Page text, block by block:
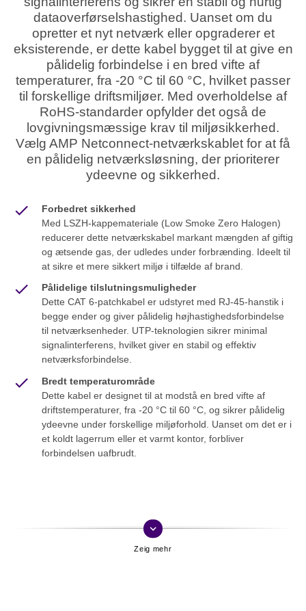
keyboard_arrow_down
dataoverførselshastighed. Uanset om du
opretter et nyt netværk eller opgraderer et
eksisterende, er dette kabel bygget til at give en
pålidelig forbindelse i en bred vifte af
temperaturer, fra -20 °C til 60 °C, hvilket passer
til forskellige driftsmiljøer. Med overholdelse af
RoHS-standarder opfylder det også de
lovgivningsmæssige krav til miljøsikkerhed.
Vælg AMP Netconnect-netværkskablet for at få
en pålidelig netværksløsning, der prioriterer
ydeevne og sikkerhed.
Forbedret sikkerhed
Med LSZH-kappemateriale (Low Smoke Zero Halogen)
reducerer dette netværkskabel markant mængden af giftig
og ætsende gas, der udledes under forbrænding. Ideelt til
at sikre et mere sikkert miljø i tilfælde af brand.
Pålidelige tilslutningsmuligheder
Dette CAT 6-patchkabel er udstyret med RJ-45-hanstik i
begge ender og giver pålidelig højhastighedsforbindelse
til netværksenheder. UTP-teknologien sikrer minimal
signalinterferens, hvilket giver en stabil og effektiv
netværksforbindelse.
Bredt temperaturområde
Dette kabel er designet til at modstå en bred vifte af
driftstemperaturer, fra -20 °C til 60 °C, og sikrer pålidelig
ydeevne under forskellige miljøforhold. Uanset om det er i
et koldt lagerrum eller et varmt kontor, forbliver
forbindelsen uafbrudt.